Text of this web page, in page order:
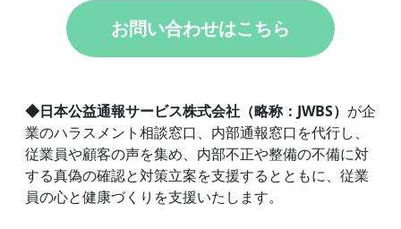
お問い合わせはこちら
◆日本公益通報サービス株式会社（略称：JWBS） が企
業のハラスメント相談窓口、内部通報窓口を代行し、
従業員や顧客の声を集め、内部不正や整備の不備に対
する真偽の確認と対策立案を支援するとともに、従業
員の心と健康づくりを支援いたします。